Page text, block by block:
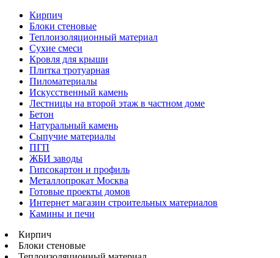
Кирпич
Блоки стеновые
Теплоизоляционный материал
Сухие смеси
Кровля для крыши
Плитка тротуарная
Пиломатериалы
Искусственный камень
Лестницы на второй этаж в частном доме
Бетон
Натуральный камень
Сыпучие материалы
ПГП
ЖБИ заводы
Гипсокартон и профиль
Металлопрокат Москва
Готовые проекты домов
Интернет магазин строительных материалов
Камины и печи
Кирпич
Блоки стеновые